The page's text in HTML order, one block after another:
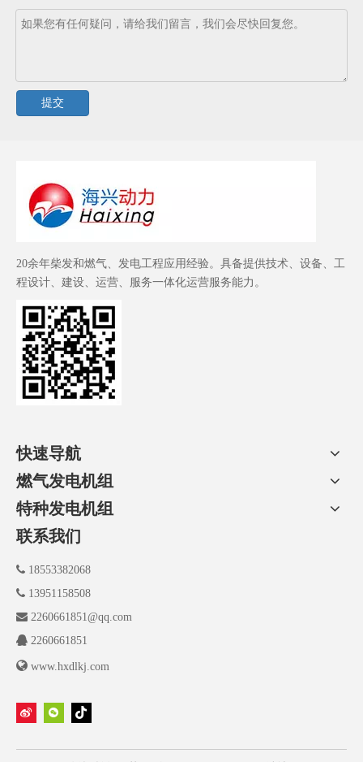
提交
20余年柴发和燃气、发电工程应用经验。具备提供技术、设备、工
程设计、建设、运营、服务一体化运营服务能力。
快速导航
燃气发电机组
特种发电机组
联系我们
 18553382068
 13951158508
 2260661851@qq.com
 2260661851
 www.hxdlkj.com